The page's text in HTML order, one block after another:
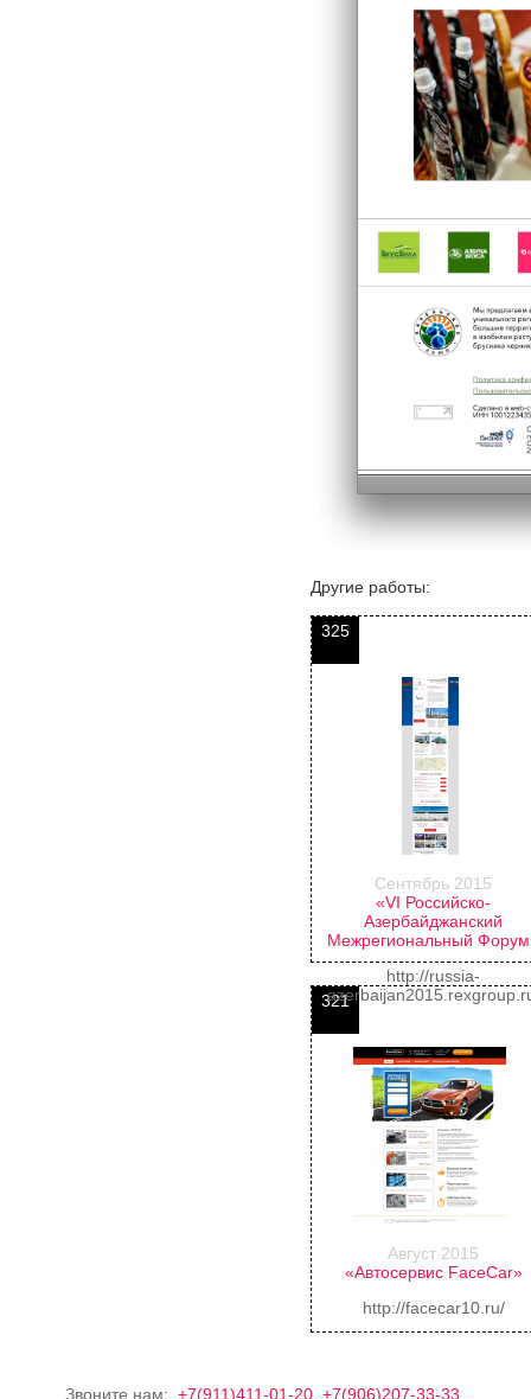
Другие работы:
325
Сентябрь 2015
«VI Российско-
Азербайджанский
Межрегиональный
http://russia-
321
Август 2015
«Автосервис FaceCar»
http://facecar10.ru/
Звоните нам: +7(911)411-01-20 +7(906)207-33-33